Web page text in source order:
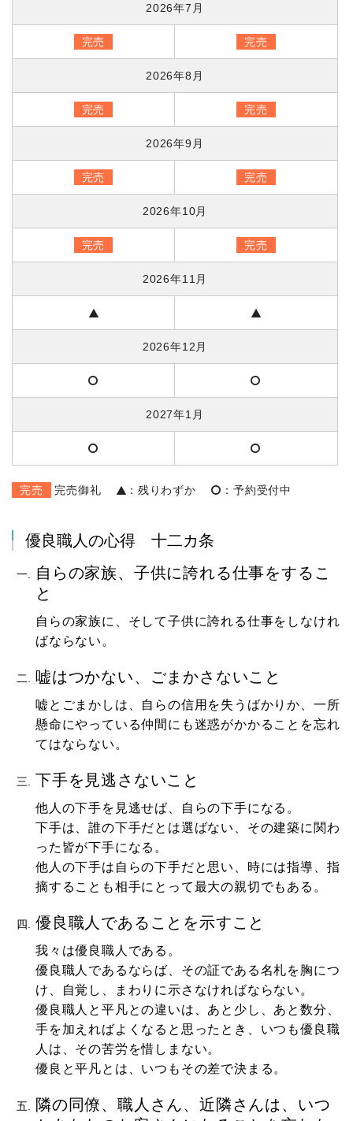
2026年7月
完売 完売
2026年8月
完売 完売
2026年9月
完売 完売
2026年10月
完売 完売
2026年11月
2026年12月
2027年1月
完売 完売御礼 ：残りわずか ：予約受付中
優良職人の心得 十二カ条
自らの家族、子供に誇れる仕事をするこ
と
自らの家族に、そして子供に誇れる仕事をしなけれ
ばならない。
嘘はつかない、ごまかさないこと
嘘とごまかしは、自らの信用を失うばかりか、一所
懸命にやっている仲間にも迷惑がかかることを忘れ
てはならない。
下手を見逃さないこと
他人の下手を見逃せば、自らの下手になる。
下手は、誰の下手だとは選ばない、その建築に関わ
った皆が下手になる。
他人の下手は自らの下手だと思い、時には指導、指
摘することも相手にとって最大の親切でもある。
優良職人であることを示すこと
我々は優良職人である。
優良職人であるならば、その証である名札を胸につ
け、自覚し、まわりに示さなければならない。
優良職人と平凡との違いは、あと少し、あと数分、
手を加えればよくなると思ったとき、いつも優良職
人は、その苦労を惜しまない。
優良と平凡とは、いつもその差で決まる。
隣の同僚、職人さん、近隣さんは、いつ